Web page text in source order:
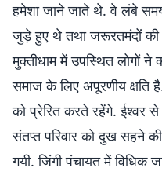
हमेशा जाने जाते थे. वे लंबे समय
जुड़े हुए थे तथा जरूरतमंदों
मुक्तीधाम में उपस्थित लोगों ने
समाज के लिए अपूरणीय क्षति
को प्रेरित करते रहेंगे. ईश्वर
संतप्त परिवार को दुख सहने
गयी. जिंगी पंचायत में विधिक